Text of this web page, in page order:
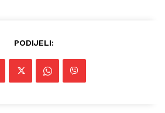
PODIJELI: